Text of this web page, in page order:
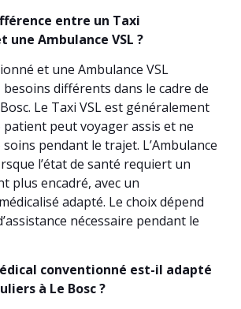
entre un Taxi
une Ambulance VSL ?
et une Ambulance VSL
différents dans le cadre de
Le Taxi VSL est généralement
peut voyager assis et ne
pendant le trajet. L’Ambulance
l’état de santé requiert un
plus encadré, avec un
adapté. Le choix dépend
nécessaire pendant le
conventionné est-il adapté
à Le Bosc ?